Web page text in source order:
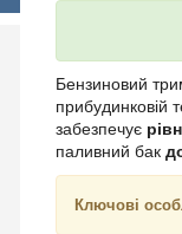
Бензиновий
прибудинковій
забезпечує
паливний бак
Ключові